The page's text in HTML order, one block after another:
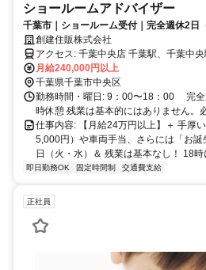
ショールームアドバイザー
千葉市｜ショールーム受付｜完全週休2日
者は未経験からCADも学べる！
創建住販株式会社
アクセス: 千葉中央店 千葉駅、千葉中央駅より車で約10分 千葉市中央
区都町2-26-10 交通アクセス千
月給240,000円以上
千葉県千葉市中央区
勤務時間・曜日: 9：00〜18：00 完全
時休憩 残業は基本的にはありません。
仕事内容: 【月給24万円以上】＋ 手厚
5,000円）や車両手当、さらには「お
日（火・水）＆ 残業は基本なし！ 18
即日勤務OK 固定時間制 交通費支給
正社員